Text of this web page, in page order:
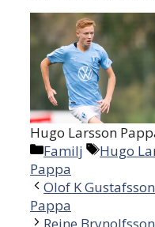
Hugo Larsson
Categories
Familj Tags
Hugo
Pappa
Olof K Gustafsson
Pappa
Reine Brynolfsson